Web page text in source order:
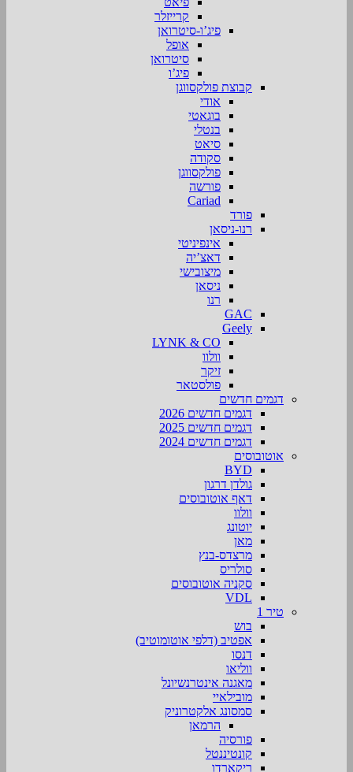
קרייזלר
פיג’ו-סיטרואן
אופל
סיטרואן
פיג’ו
קבוצת פולקסווגן
אודי
בוגאטי
בנטלי
סיאט
סקודה
פולקסווגן
פורשה
Cariad
פורד
רנו-ניסאן
אינפיניטי
דאצ’יה
מיצובישי
ניסאן
רנו
GAC
Geely
LYNK & CO
וולוו
זיקר
פולסטאר
דגמים חדשים
דגמים חדשים 2026
דגמים חדשים 2025
דגמים חדשים 2024
אוטובוסים
BYD
גולדן דרגון
דאף אוטובוסים
וולוו
יוטונג
מאן
מרצדס-בנץ
סולריס
סקניה אוטובוסים
VDL
טיר 1
בוש
אפטיב (דלפי אוטומוטיב)
דנסו
ווליאו
מאגנה אינטרנשיונל
מובילאיי
סמסונג אלקטרוניק
הרמאן
פורסיה
קונטיננטל
ריקארדו